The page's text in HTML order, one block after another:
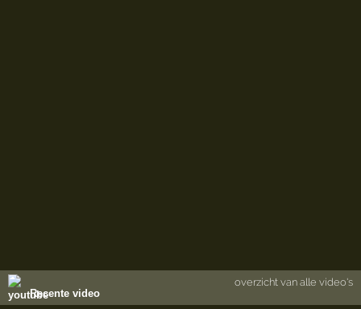
Recente video
overzicht van alle video's